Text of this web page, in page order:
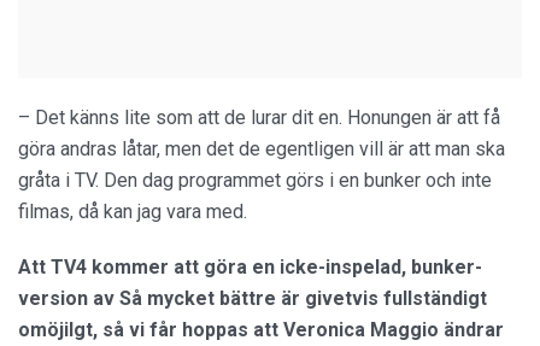
– Det känns lite som att de lurar dit en. Honungen är att få
göra andras låtar, men det de egentligen vill är att man ska
gråta i TV. Den dag programmet görs i en bunker och inte
filmas, då kan jag vara med.
Att TV4 kommer att göra en icke-inspelad, bunker-
version av Så mycket bättre är givetvis fullständigt
omöjilgt, så vi får hoppas att Veronica Maggio ändrar